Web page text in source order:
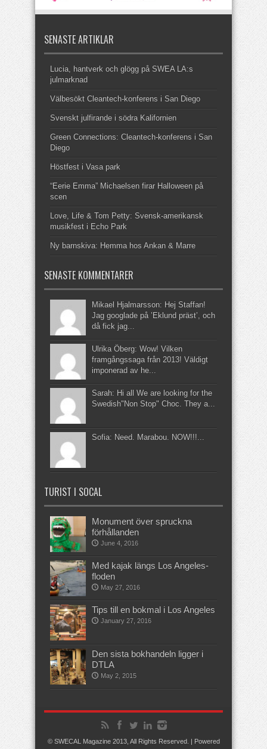
SENASTE ARTIKLAR
Lucia, hantverk och glögg på SWEA LA:s
julmarknad
Välbesökt Cleantech-konferens i San Diego
Svenskt julfirande i södra Kalifornien
Green Connections: Cleantech-konferens i San
Diego
Höstfest i Vasa park
“Eerie Emma” Michaelsen firar Halloween på
scen
Love, Life & Tom Petty: Svensk-amerikansk
musikfest i Echo Park
Ny barnskiva: Hemma hos Ankan & Marre
SENASTE KOMMENTARER
Mikael Hjalmarsson: Hej Staffan!
Jag googlade på ’Eklund präst’, och
då fick jag...
Ulrika Öberg: Wow! Vilken
framgångssaga från 2013! Väldigt
imponerad av he...
Sarah: Hi all We are looking for the
Swedish"Non Stop" Choc. They a...
Sofia: Need. Marabou. NOW!!!...
TURIST I SOCAL
Monument över spruckna
förhållanden
June 4, 2016
Med kajak längs Los Angeles-
floden
May 27, 2016
Tips till en bokmal i Los Angeles
January 27, 2016
Den sista bokhandeln ligger i
DTLA
May 2, 2015
© SWECAL Magazine 2013, All Rights Reserved. | Powered